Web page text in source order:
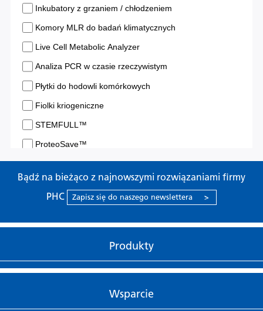
Bądź na bieżąco z najnowszymi rozwiązaniami firmy
PHC
Zapisz się do naszego newslettera >
Produkty
Wsparcie